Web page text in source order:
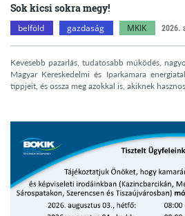
Sok kicsi sokra megy!
belföld gazdaság MKIK 2026.
Kevesebb pazarlás, tudatosabb működés,
Magyar Kereskedelmi és Iparkamara
tippjeit, és ossza meg azokkal is, akiknek